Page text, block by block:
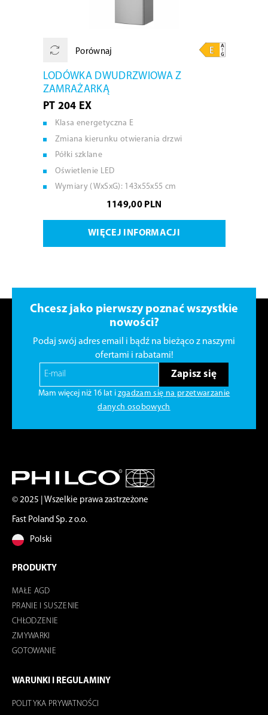
Porównaj
LODÓWKA DWUDRZWIOWA Z
ZAMRAŻARKĄ
PT 204 EX
Klasa energetyczna E
Zmiana kierunku otwierania drzwi
Półki szklane
Oświetlenie LED
Wymiary (WxSxG): 143x55x55 cm
1149,00 PLN
WIĘCEJ INFORMACJI
Chcesz jako pierwszy poznać wszystkie
nowości?
Podaj swój adres email i bądź na bieżąco z naszymi
ofertami i rabatami!
Zapisz się
Mam więcej niż 16 lat i zgadzam się na przetwarzanie
danych osobowych
© 2025 | Wszelkie prawa zastrzeżone
Fast Poland Sp. z o.o.
Polski
PRODUKTY
MAŁE AGD
PRANIE I SUSZENIE
CHŁODZENIE
ZMYWARKI
GOTOWANIE
WARUNKI I REGULAMINY
POLITYKA PRYWATNOŚCI